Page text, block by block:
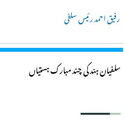
رفیق احمد رئیس سلفی
سلفیان ہند کی چند مبارک ہستیاں